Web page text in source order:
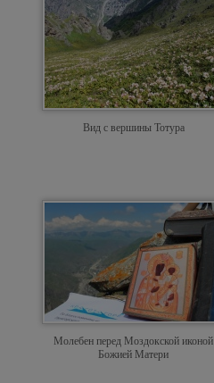
Вид с вершины Тотура
Молебен перед Моздокской иконой
Божией Матери